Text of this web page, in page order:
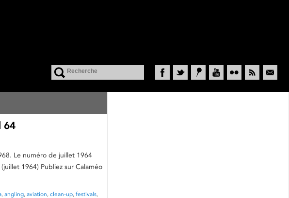
64
Le numéro de juillet 1964
1964) Publiez sur Calaméo
, angling, aviation, clean-up, festivals,